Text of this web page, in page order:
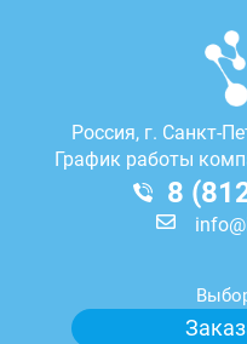
Россия, г. Санкт-
График работы
8